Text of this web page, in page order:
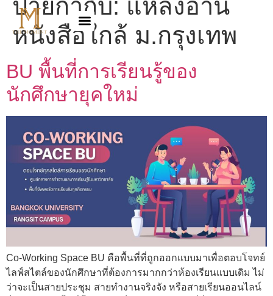
ป้ายกำกับ: แหล่งอ่าน
หนังสือใกล้ ม.กรุงเทพ
BU พื้นที่การเรียนรู้ของ
นักศึกษายุคใหม่
Co-Working Space BU คือพื้นที่ที่ถูกออกแบบมาเพื่อตอบโจทย์
ไลฟ์สไตล์ของนักศึกษาที่ต้องการมากกว่าห้องเรียนแบบเดิม ไม่
ว่าจะเป็นสายประชุม สายทำงานจริงจัง หรือสายเรียนออนไลน์